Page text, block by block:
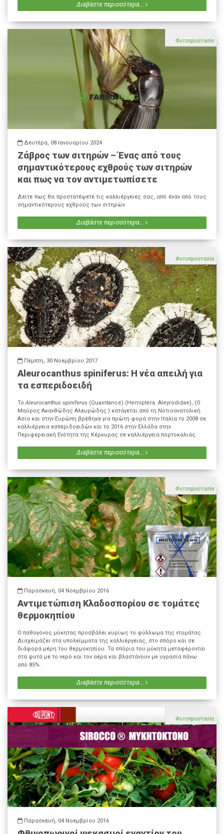
Διαβάστε περισσότερα...
Φυτοπροστασία
Δευτέρα, 08 Ιανουαρίου 2024
Ζάβρος των σιτηρών – Ένας από τους
σημαντικότερους εχθρούς των σιτηρών
και πως να τον αντιμετωπίσετε
Δείτε πως θα προστατέψετε τις καλλιέργειες σας, από έναν από τους
σημαντικότερους εχθρούς των σιτηρών.
Διαβάστε περισσότερα...
Φυτοπροστασία
Πέμπτη, 30 Νοεμβρίου 2017
Aleurocanthus spiniferus: Η νέα απειλή για
τα εσπεριδοειδή
ToAleurocanthus spiniferus (Quaintance) (Hemiptera: Aleyrodidae), (Ο
Μαύρος Ακανθώδης Αλευρώδης ) κατάγεται από τη Νοτιοανατολική
Ασία και στην Ευρώπη βρέθηκε για πρώτη φορά στην Ιταλία το 2008 σε
καλλιέργεια εσπεριδοειδών και το 2016 στην Ελλάδα στην
Περιφερειακή Ενότητα της Κέρκυρας σε καλλιέργεια πορτοκαλιάς.
Διαβάστε περισσότερα...
Φυτοπροστασία
Παρασκευή, 04 Νοεμβρίου 2016
Αντιμετώπιση Κλαδοσπορίου σε τομάτες
θερμοκηπίου
Ο παθογόνος μύκητας προσβάλει κυρίως το φύλλωμα της ντομάτας.
Διαχειμάζει στα υπολείμματα της καλλιέργειας, στο σπόρο και σε
διάφορα μέρη του θερμοκηπίου. Τα σπόρια του μύκητα μεταφέρονται
στα φυτά με το νερό και τον αέρα και βλαστάνουν με υγρασία πάνω
από 85%.
Διαβάστε περισσότερα...
Φυτοπροστασία
Παρασκευή, 04 Νοεμβρίου 2016